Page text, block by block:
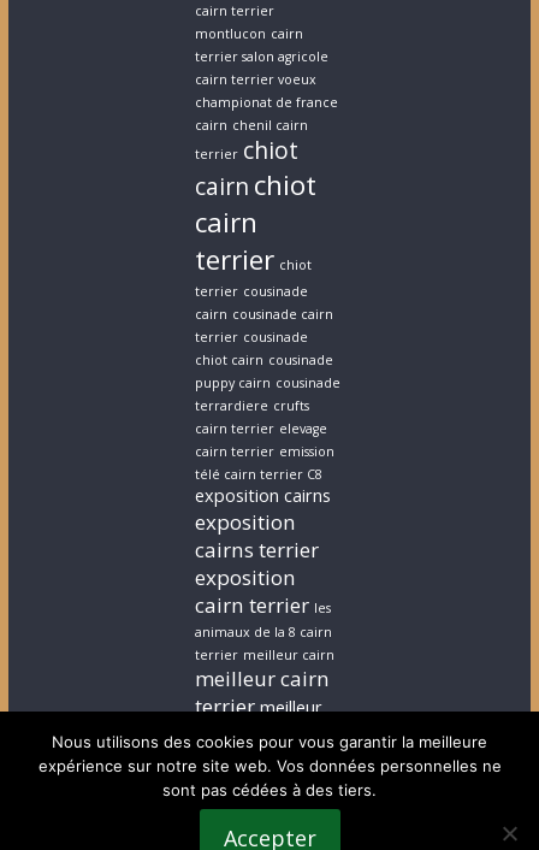
cairn terrier
montlucon cairn
terrier salon agricole
cairn terrier voeux
championat de france
cairn chenil cairn
terrier chiot
cairn chiot
cairn
terrier chiot
terrier cousinade
cairn cousinade cairn
terrier cousinade
chiot cairn cousinade
puppy cairn cousinade
terrardiere crufts
cairn terrier elevage
cairn terrier emission
télé cairn terrier C8
exposition cairns
exposition
cairns terrier
exposition
cairn terrier les
animaux de la 8 cairn
terrier meilleur cairn
meilleur cairn
terrier meilleur
elevage cairn
terrier
stephanie
cairn terrier
stephanie
chiot cairn terrier
Nous utilisons des cookies pour vous garantir la meilleure
expérience sur notre site web. Vos données personnelles ne
sont pas cédées à des tiers.
Accepter